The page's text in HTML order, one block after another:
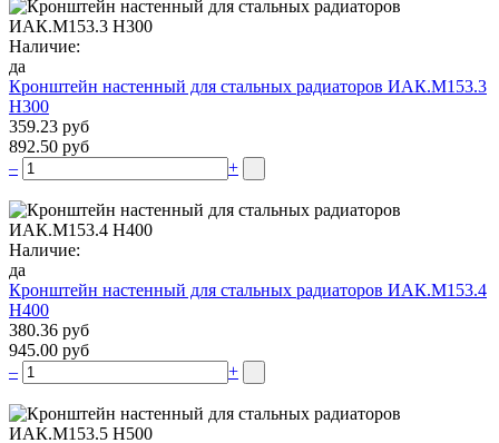
Наличие:
да
Кронштейн настенный для стальных радиаторов ИАК.М153.3
Н300
359.23 руб
892.50 руб
–
+
Наличие:
да
Кронштейн настенный для стальных радиаторов ИАК.М153.4
Н400
380.36 руб
945.00 руб
–
+